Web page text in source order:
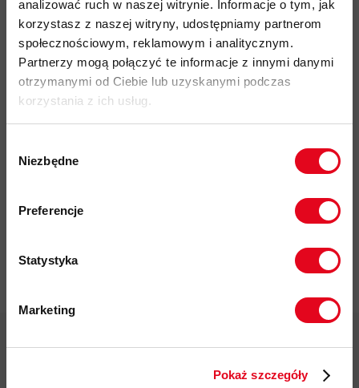
analizować ruch w naszej witrynie. Informacje o tym, jak
korzystasz z naszej witryny, udostępniamy partnerom
społecznościowym, reklamowym i analitycznym.
Partnerzy mogą połączyć te informacje z innymi danymi
otrzymanymi od Ciebie lub uzyskanymi podczas
korzystania z ich usług.
zgody
Niezbędne
Preferencje
Statystyka
Marketing
Pokaż szczegóły
Do tego produktu rekomendujemy
zgodnie z Polityką prywatności.